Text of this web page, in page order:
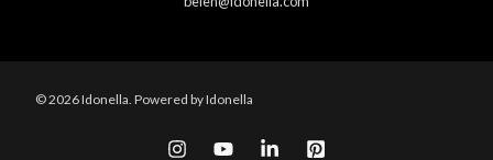
© 2026 Idonella. Powered by Idonella